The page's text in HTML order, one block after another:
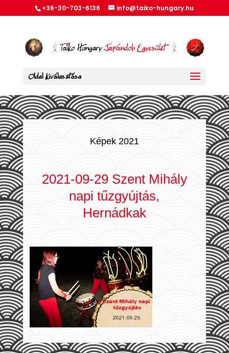
+36-30-703-6136 info@taiko-hungary.hu
Oldal kiválasztása
Képek 2021
2021-09-29 Szent Mihály
napi tűzgyújtás,
Hernádkak